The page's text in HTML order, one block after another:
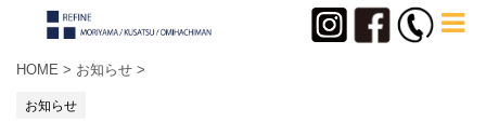
HOME > お知らせ >
お知らせ